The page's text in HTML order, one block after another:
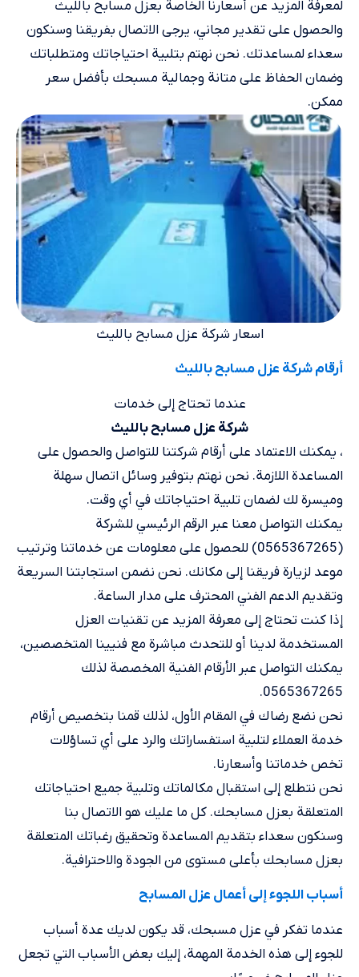
لمعرفة المزيد عن أسعارنا الخاصة بعزل مسابح بالليث
والحصول على تقدير مجاني، يرجى الاتصال بفريقنا وسنكون
سعداء لمساعدتك. نحن نهتم بتلبية احتياجاتك ومتطلباتك
وضمان الحفاظ على متانة وجمالية مسبحك بأفضل سعر
ممكن.
اسعار شركة عزل مسابح بالليث
أرقام شركة عزل مسابح بالليث
عندما تحتاج إلى خدمات
شركة عزل مسابح بالليث
، يمكنك الاعتماد على أرقام شركتنا للتواصل والحصول على
المساعدة اللازمة. نحن نهتم بتوفير وسائل اتصال سهلة
وميسرة لك لضمان تلبية احتياجاتك في أي وقت.
يمكنك التواصل معنا عبر الرقم الرئيسي للشركة
(0565367265) للحصول على معلومات عن خدماتنا وترتيب
موعد لزيارة فريقنا إلى مكانك. نحن نضمن استجابتنا السريعة
وتقديم الدعم الفني المحترف على مدار الساعة.
إذا كنت تحتاج إلى معرفة المزيد عن تقنيات العزل
المستخدمة لدينا أو للتحدث مباشرة مع فنيينا المتخصصين،
يمكنك التواصل عبر الأرقام الفنية المخصصة لذلك
0565367265.
نحن نضع رضاك في المقام الأول، لذلك قمنا بتخصيص أرقام
خدمة العملاء لتلبية استفساراتك والرد على أي تساؤلات
تخص خدماتنا وأسعارنا.
نحن نتطلع إلى استقبال مكالماتك وتلبية جميع احتياجاتك
المتعلقة بعزل مسابحك. كل ما عليك هو الاتصال بنا
وسنكون سعداء بتقديم المساعدة وتحقيق رغباتك المتعلقة
بعزل مسابحك بأعلى مستوى من الجودة والاحترافية.
أسباب اللجوء إلى أعمال عزل المسابح
عندما تفكر في عزل مسبحك، قد يكون لديك عدة أسباب
للجوء إلى هذه الخدمة المهمة، إليك بعض الأسباب التي تجعل